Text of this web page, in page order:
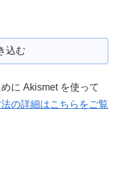
込む
に Akismet を使って
の詳細はこちらをご覧